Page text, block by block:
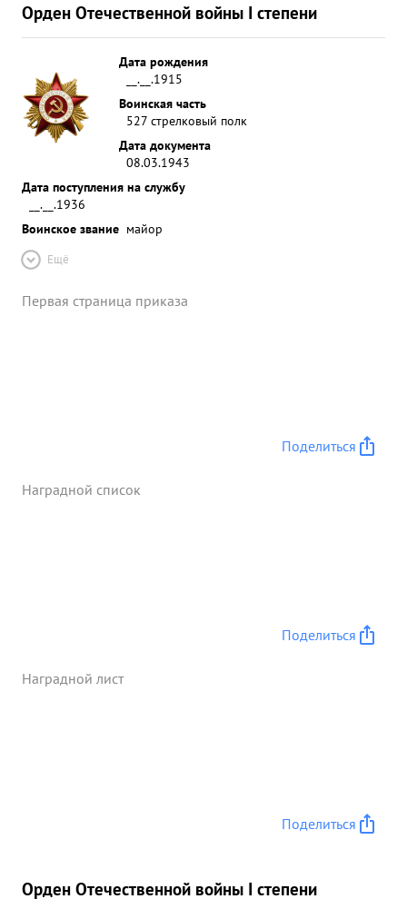
Орден Отечественной войны I степени
Дата рождения
__.__.1915
Воинская часть
527 стрелковый полк
Дата документа
08.03.1943
Дата поступления на службу
__.__.1936
Воинское звание майор
Ещё
Первая страница приказа
Поделиться
Наградной список
Поделиться
Наградной лист
Поделиться
Орден Отечественной войны I степени